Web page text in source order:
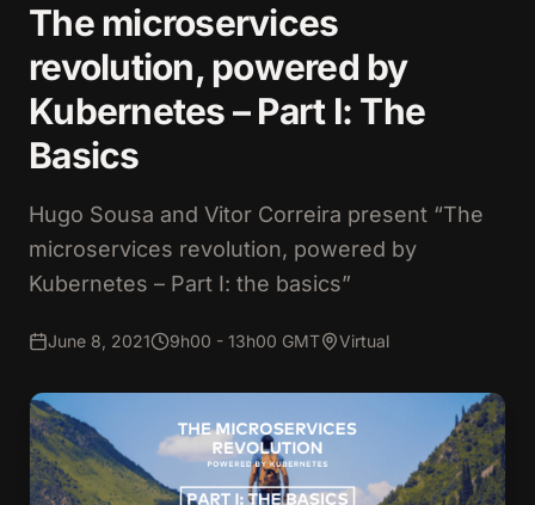
The microservices
revolution, powered by
Kubernetes – Part I: The
Basics
Hugo Sousa and Vitor Correira present “The
microservices revolution, powered by
Kubernetes – Part I: the basics”
June 8, 2021 9h00 - 13h00 GMT Virtual